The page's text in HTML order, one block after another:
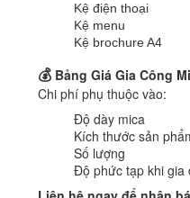
Kệ điện thoại
Kệ menu
Kệ brochure A4
💰 Bảng Giá Gia Công
Chi phí phụ thuộc vào:
Độ dày mica
Kích thước sản
Số lượng
Độ phức tạp khi gia